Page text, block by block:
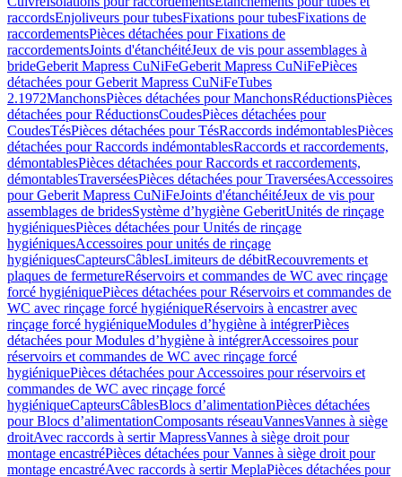
raccordsEnjoliveurs pour tubesFixations pour tubesFixations de
raccordementsPièces détachées pour Fixations de
raccordementsJoints d'étanchéitéJeux de vis pour assemblages à
brideGeberit Mapress CuNiFeGeberit Mapress CuNiFePièces
détachées pour Geberit Mapress CuNiFeTubes
2.1972ManchonsPièces détachées pour ManchonsRéductionsPièces
détachées pour RéductionsCoudesPièces détachées pour
CoudesTésPièces détachées pour TésRaccords indémontablesPièces
détachées pour Raccords indémontablesRaccords et raccordements,
démontablesPièces détachées pour Raccords et raccordements,
démontablesTraverséesPièces détachées pour TraverséesAccessoires
pour Geberit Mapress CuNiFeJoints d'étanchéitéJeux de vis pour
assemblages de bridesSystème d’hygiène GeberitUnités de rinçage
hygiéniquesPièces détachées pour Unités de rinçage
hygiéniquesAccessoires pour unités de rinçage
hygiéniquesCapteursCâblesLimiteurs de débitRecouvrements et
plaques de fermetureRéservoirs et commandes de WC avec rinçage
forcé hygiéniquePièces détachées pour Réservoirs et commandes de
WC avec rinçage forcé hygiéniqueRéservoirs à encastrer avec
rinçage forcé hygiéniqueModules d’hygiène à intégrerPièces
détachées pour Modules d’hygiène à intégrerAccessoires pour
réservoirs et commandes de WC avec rinçage forcé
hygiéniquePièces détachées pour Accessoires pour réservoirs et
commandes de WC avec rinçage forcé
hygiéniqueCapteursCâblesBlocs d’alimentationPièces détachées
pour Blocs d’alimentationComposants réseauVannesVannes à siège
droitAvec raccords à sertir MapressVannes à siège droit pour
montage encastréPièces détachées pour Vannes à siège droit pour
montage encastréAvec raccords à sertir MeplaPièces détachées pour